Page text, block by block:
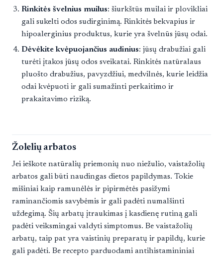
Rinkitės švelnius muilus: šiurkštūs muilai ir plovikliai
gali sukelti odos sudirginimą. Rinkitės bekvapius ir
hipoalerginius produktus, kurie yra švelnūs jūsų odai.
Dėvėkite kvėpuojančius audinius: jūsų drabužiai gali
turėti įtakos jūsų odos sveikatai. Rinkitės natūralaus
pluošto drabužius, pavyzdžiui, medvilnės, kurie leidžia
odai kvėpuoti ir gali sumažinti perkaitimo ir
prakaitavimo riziką.
Žolelių arbatos
Jei ieškote natūralių priemonių nuo niežulio, vaistažolių
arbatos gali būti naudingas dietos papildymas. Tokie
mišiniai kaip ramunėlės ir pipirmėtės pasižymi
raminančiomis savybėmis ir gali padėti numalšinti
uždegimą. Šių arbatų įtraukimas į kasdienę rutiną gali
padėti veiksmingai valdyti simptomus. Be vaistažolių
arbatų, taip pat yra vaistinių preparatų ir papildų, kurie
gali padėti. Be recepto parduodami antihistamininiai